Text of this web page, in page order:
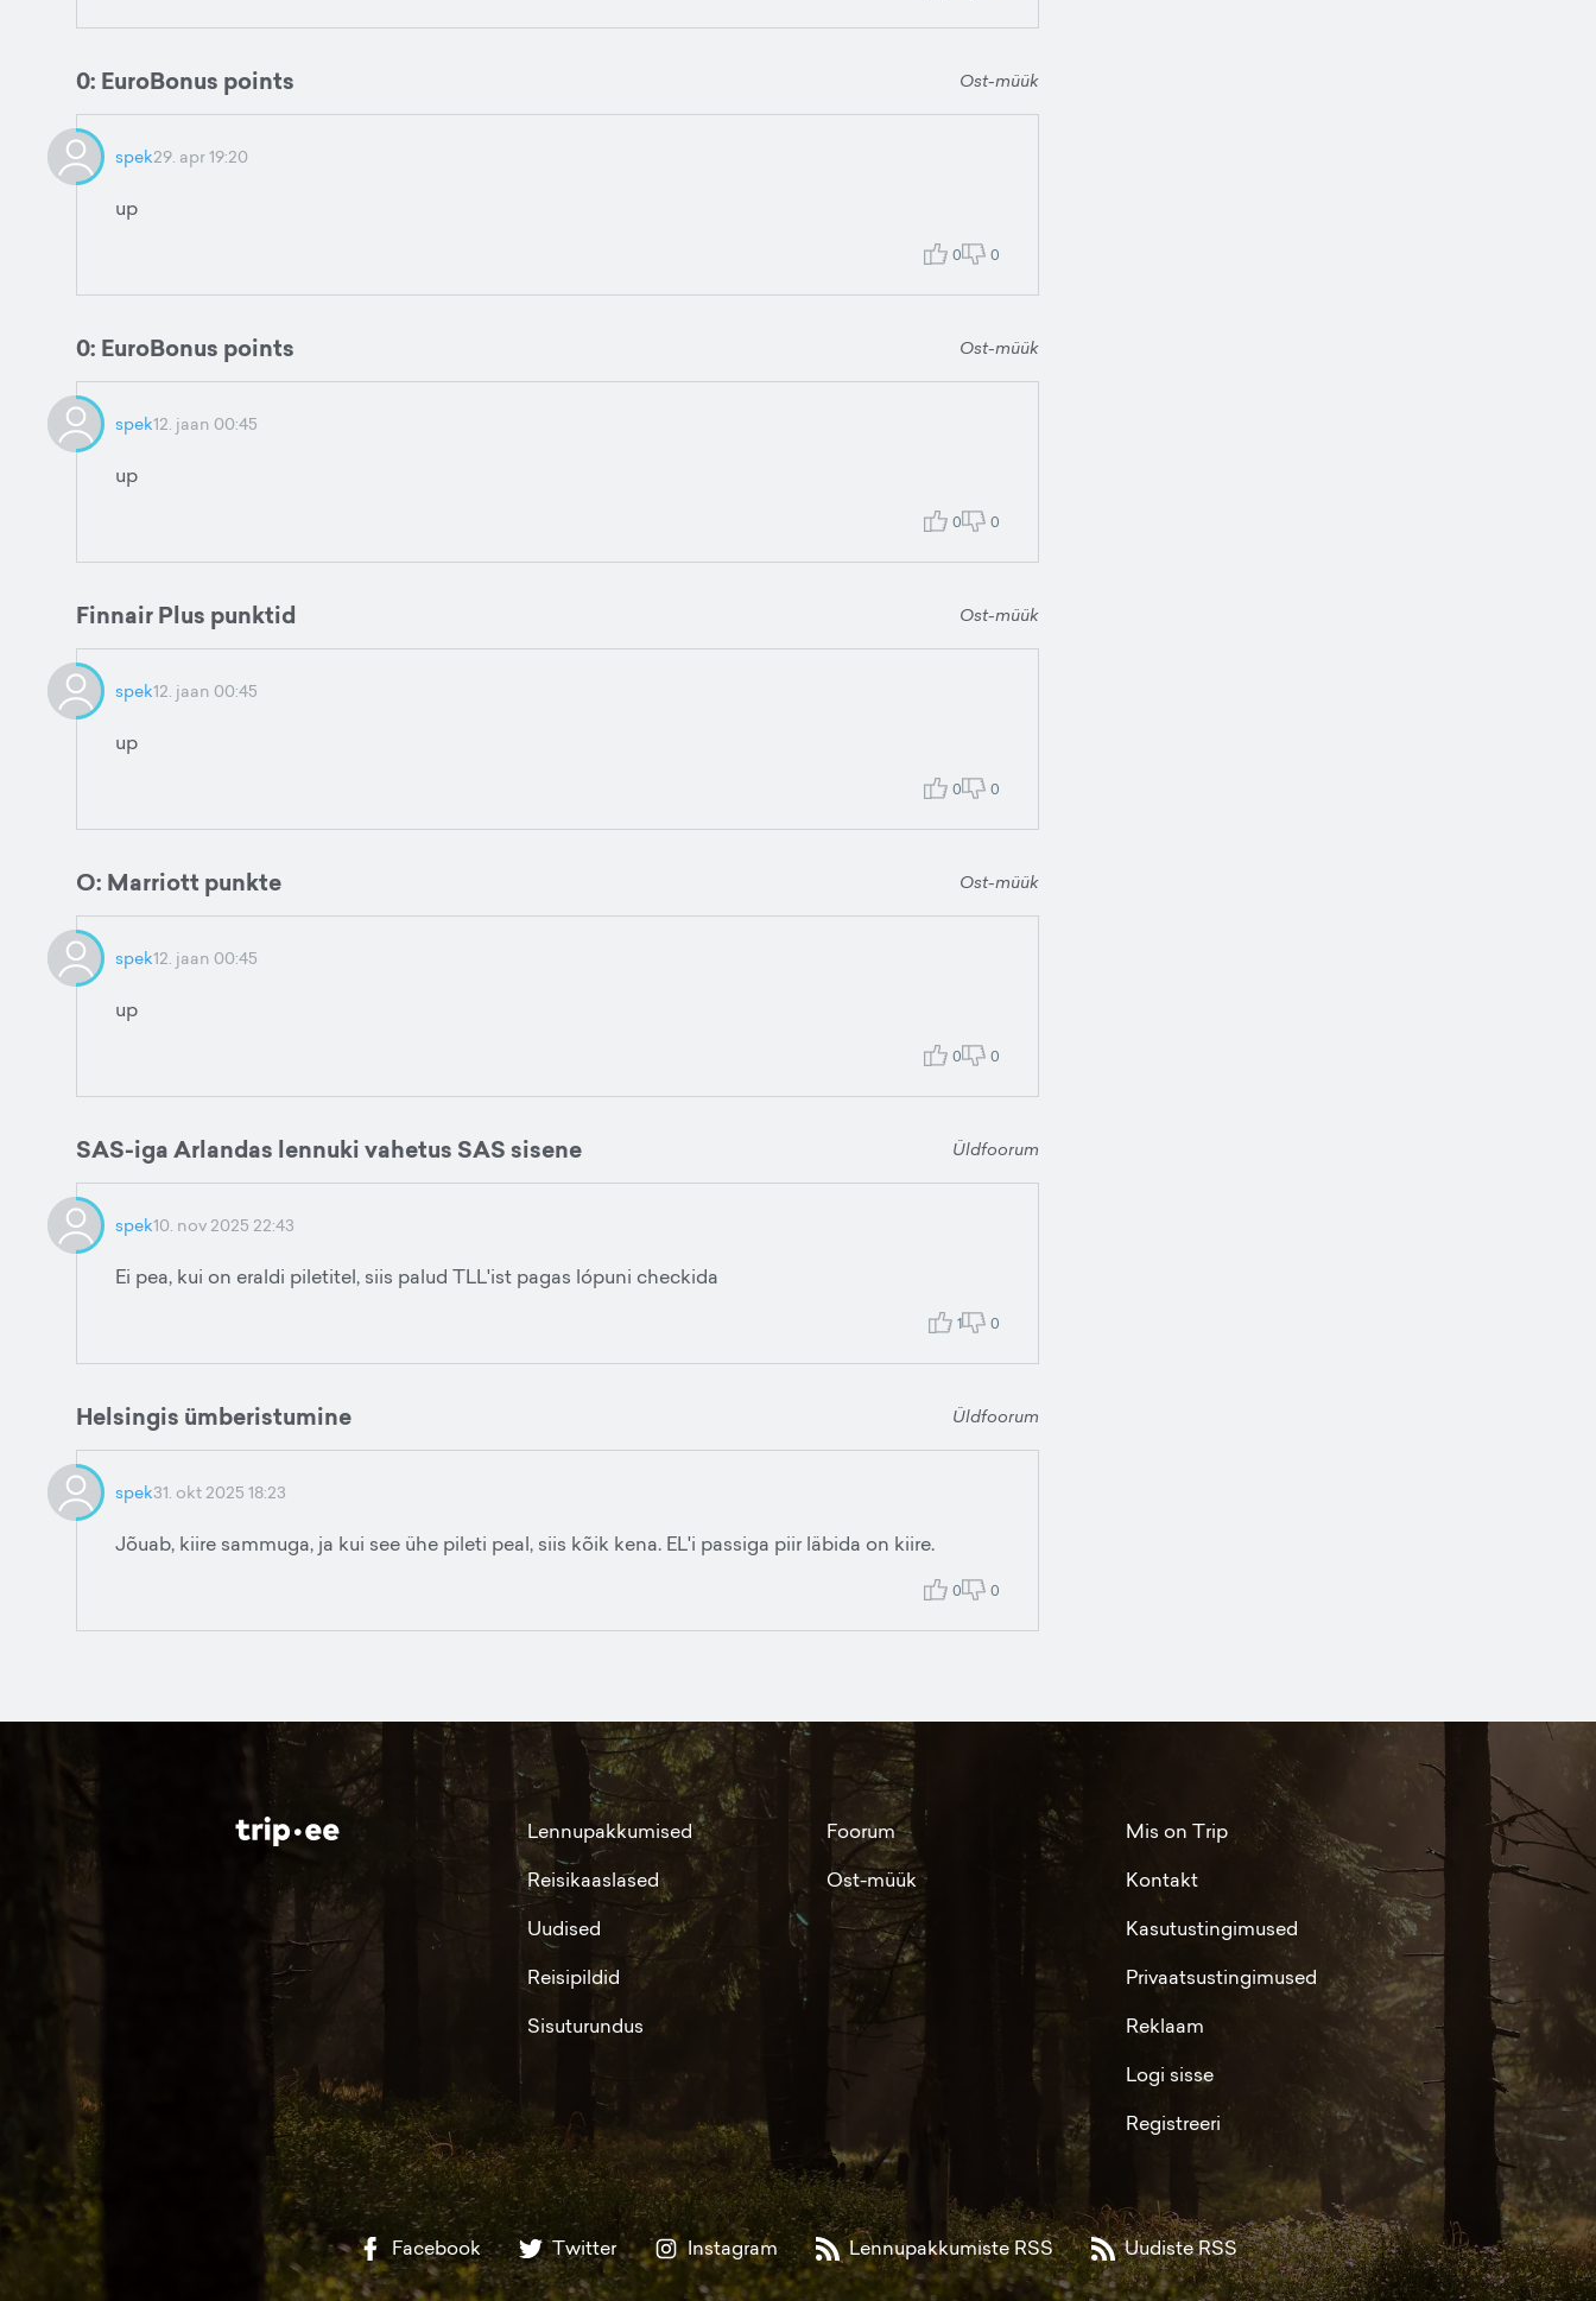
0: EuroBonus points Ost-müük
spek29. apr 19:20
up
0 0
0: EuroBonus points Ost-müük
spek12. jaan 00:45
up
0 0
Finnair Plus punktid Ost-müük
spek12. jaan 00:45
up
0 0
O: Marriott punkte Ost-müük
spek12. jaan 00:45
up
0 0
SAS-iga Arlandas lennuki vahetus SAS sisene Üldfoorum
spek10. nov 2025 22:43
Ei pea, kui on eraldi piletitel, siis palud TLL'ist pagas lópuni checkida
1 0
Helsingis ümberistumine Üldfoorum
spek31. okt 2025 18:23
Jõuab, kiire sammuga, ja kui see ühe pileti peal, siis kõik kena. EL'i passiga piir läbida on kiire.
0 0
Lennupakkumised
Reisikaaslased
Uudised
Reisipildid
Sisuturundus
Foorum
Ost-müük
Mis on Trip
Kontakt
Kasutustingimused
Privaatsustingimused
Reklaam
Logi sisse
Registreeri
Facebook Twitter Instagram Lennupakkumiste RSS Uudiste RSS